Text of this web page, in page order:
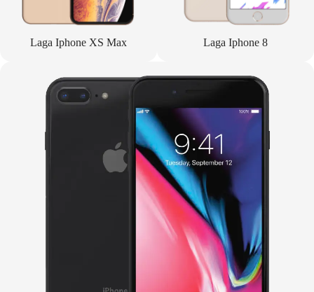
Laga Iphone XS Max Laga Iphone 8